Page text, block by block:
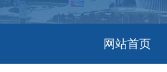
网站首页